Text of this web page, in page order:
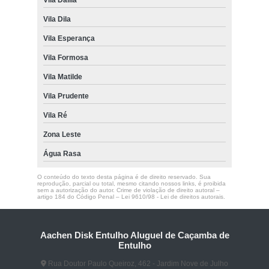
Vila Dila
Vila Esperança
Vila Formosa
Vila Matilde
Vila Prudente
Vila Ré
Zona Leste
Água Rasa
O conteúdo do texto desta página é de direito reservado. Sua
reprodução, parcial ou total, mesmo citando nossos links, é proibida
sem a autorização do autor. Crime de violação de direito autoral –
artigo 184 do Código Penal – Lei 9610/98 - Lei de direitos autorais.
Aachen Disk Entulho Aluguel de Caçamba de
Entulho
Rua Doutor Paulo Queiroz, 462 - Jardim Nove de Julho